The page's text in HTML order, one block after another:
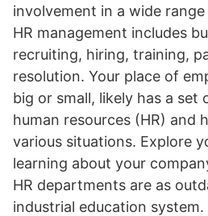
involvement in a wide
HR management includes
recruiting, hiring, training,
resolution. Your place of
big or small, likely has a set
human resources (HR) and
various situations. Explore
learning about your
HR departments are as
industrial education